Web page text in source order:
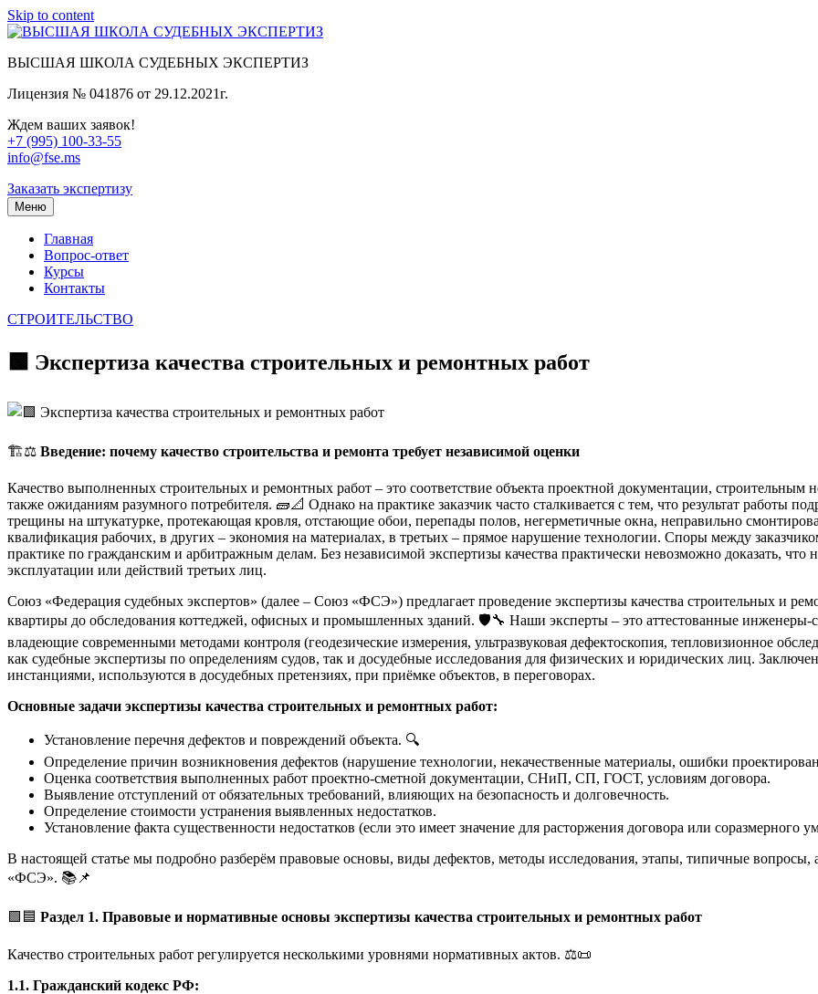
Skip to content
ВЫСШАЯ ШКОЛА СУДЕБНЫХ ЭКСПЕРТИЗ
Лицензия № 041876 от 29.12.2021г.
Ждем ваших заявок!
+7 (995) 100-33-55
info@fse.ms
Заказать экспертизу
Меню
Главная
Вопрос-ответ
Курсы
Контакты
СТРОИТЕЛЬСТВО
🟩 Экспертиза качества строительных и ремонтных работ
🏗️⚖️ Введение: почему качество строительства и ремонта требует независимой оценки
Качество выполненных строительных и ремонтных работ – это соответствие объекта проектной документации,
также ожиданиям разумного потребителя. 🧱📐 Однако на практике заказчик часто сталкивается с тем, что результат работы
трещины на штукатурке, протекающая кровля, отстающие обои, перепады полов, негерметичные окна, неправильно
квалификация рабочих, в других – экономия на материалах, в третьих – прямое нарушение технологии. Споры между
практике по гражданским и арбитражным делам. Без независимой экспертизы качества практически невозможно доказать, что
эксплуатации или действий третьих лиц.
Союз «Федерация судебных экспертов» (далее – Союз «ФСЭ») предлагает проведение экспертизы качества строительных и
квартиры до обследования коттеджей, офисных и промышленных зданий. 🛡️🔧 Наши эксперты – это аттестованные
владеющие современными методами контроля (геодезические измерения, ультразвуковая дефектоскопия, тепловизионное
как судебные экспертизы по определениям судов, так и досудебные исследования для физических и юридических лиц.
инстанциями, используются в досудебных претензиях, при приёмке объектов, в переговорах.
Основные задачи экспертизы качества строительных и ремонтных работ:
Установление перечня дефектов и повреждений объекта. 🔍
Определение причин возникновения дефектов (нарушение технологии, некачественные материалы, ошибки
Оценка соответствия выполненных работ проектно-сметной документации, СНиП, СП, ГОСТ, условиям договора.
Выявление отступлений от обязательных требований, влияющих на безопасность и долговечность.
Определение стоимости устранения выявленных недостатков.
Установление факта существенности недостатков (если это имеет значение для расторжения договора или соразмерного
В настоящей статье мы подробно разберём правовые основы, виды дефектов, методы исследования, этапы, типичные вопросы,
«ФСЭ». 📚📌
🟩🟦 Раздел 1. Правовые и нормативные основы экспертизы качества строительных и ремонтных работ
Качество строительных работ регулируется несколькими уровнями нормативных актов. ⚖️📜
1.1. Гражданский кодекс РФ: